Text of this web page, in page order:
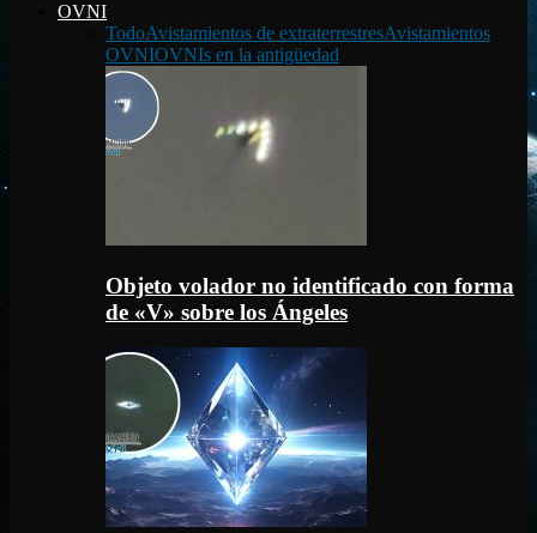
OVNI
TodoAvistamientos de extraterrestresAvistamientos
OVNIOVNIs en la antigüedad
Objeto volador no identificado con forma
de «V» sobre los Ángeles